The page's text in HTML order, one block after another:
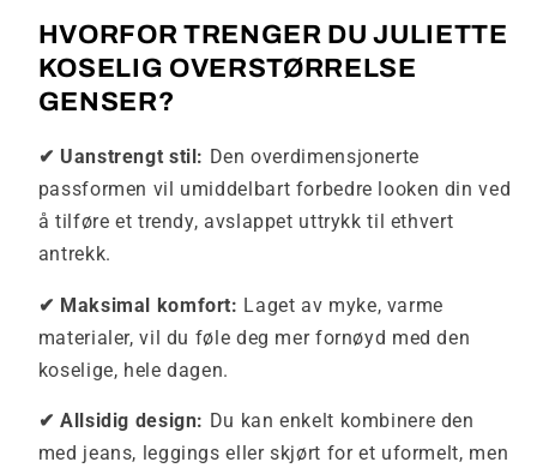
HVORFOR TRENGER DU JULIETTE
KOSELIG OVERSTØRRELSE
GENSER?
✔ Uanstrengt stil: Den overdimensjonerte
passformen vil umiddelbart forbedre looken din ved
å tilføre et trendy, avslappet uttrykk til ethvert
antrekk.
✔ Maksimal komfort: Laget av myke, varme
materialer, vil du føle deg mer fornøyd med den
koselige, hele dagen.
✔ Allsidig design: Du kan enkelt kombinere den
med jeans, leggings eller skjørt for et uformelt, men